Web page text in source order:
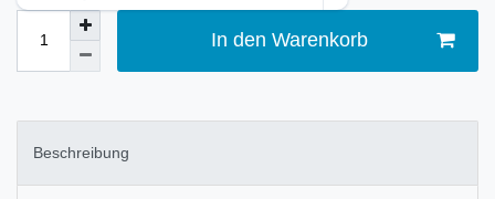
In den Warenkorb
Beschreibung